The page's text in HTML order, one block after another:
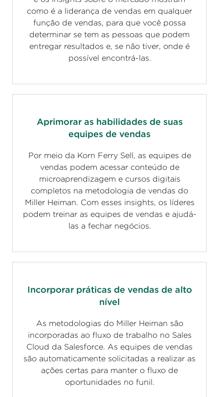
como é a liderança de vendas em qualquer
função de vendas, para que você possa
determinar se tem as pessoas que podem
entregar resultados e, se não tiver, onde é
possível encontrá-las.
Aprimorar as habilidades de suas
equipes de vendas
Por meio da Korn Ferry Sell, as equipes de
vendas podem acessar conteúdo de
microaprendizagem e cursos digitais
completos na metodologia de vendas do
Miller Heiman. Com esses insights, os líderes
podem treinar as equipes de vendas e ajudá-
las a fechar negócios.
Incorporar práticas de vendas de alto
nível
As metodologias do Miller Heiman são
incorporadas ao fluxo de trabalho no Sales
Cloud da Salesforce. As equipes de vendas
são automaticamente solicitadas a realizar as
ações certas para manter o fluxo de
oportunidades no funil.